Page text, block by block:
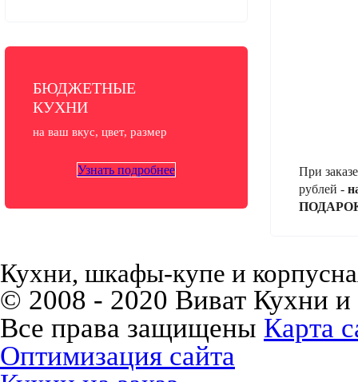
БЮДЖЕТНЫЕ
КУХНИ
на ваш вкус, цвет, размер
Узнать подробнее
При
рублей -
Кухни, шкафы-купе и
© 2008 - 2020 Виват Кухни
Все права защищены Карта
Оптимизация сайта